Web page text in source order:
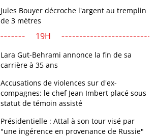
Jules Bouyer décroche l'argent au tremplin
de 3 mètres
19H
Lara Gut-Behrami annonce la fin de sa
carrière à 35 ans
Accusations de violences sur d'ex-
compagnes: le chef Jean Imbert placé sous
statut de témoin assisté
Présidentielle : Attal à son tour visé par
"une ingérence en provenance de Russie"